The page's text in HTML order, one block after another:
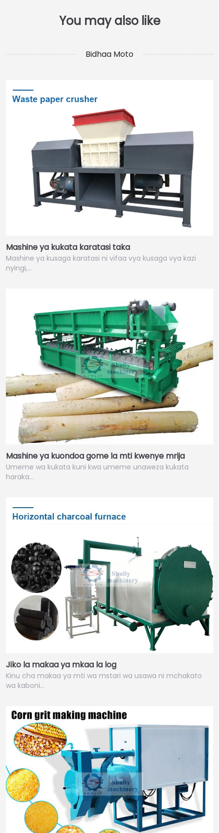
Bidhaa Moto
Mashine ya kukata karatasi taka
Mashine ya kusaga karatasi ni vifaa vya kusaga vya kazi
nyingi,…
Mashine ya kuondoa gome la mti kwenye mrija
Umeme wa kukata kuni kwa umeme unaweza kukata
haraka…
Jiko la makaa ya mkaa la log
Kinu cha makaa ya mti wa mstari wa usawa ni mchakato
wa kaboni…